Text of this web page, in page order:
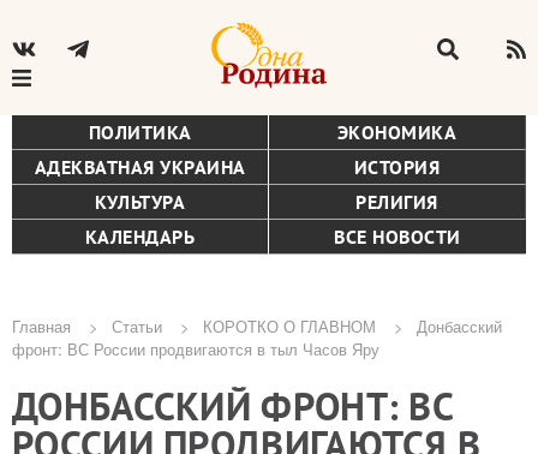
ПОЛИТИКА
ЭКОНОМИКА
АДЕКВАТНАЯ УКРАИНА
ИСТОРИЯ
КУЛЬТУРА
РЕЛИГИЯ
КАЛЕНДАРЬ
ВСЕ НОВОСТИ
Строка
навигации
Главная Статьи КОРОТКО О ГЛАВНОМ
Донбасский
фронт: ВС России продвигаются в тыл Часов Яру
ДОНБАССКИЙ ФРОНТ: ВС
РОССИИ ПРОДВИГАЮТСЯ В